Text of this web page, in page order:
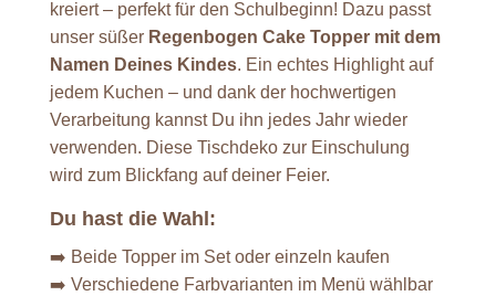
kreiert – perfekt für den Schulbeginn! Dazu passt
unser süßer Regenbogen Cake Topper mit dem
Namen Deines Kindes. Ein echtes Highlight auf
jedem Kuchen – und dank der hochwertigen
Verarbeitung kannst Du ihn jedes Jahr wieder
verwenden. Diese Tischdeko zur Einschulung
wird zum Blickfang auf deiner Feier.
Du hast die Wahl:
➡️ Beide Topper im Set oder einzeln kaufen
➡️ Verschiedene Farbvarianten im Menü wählbar